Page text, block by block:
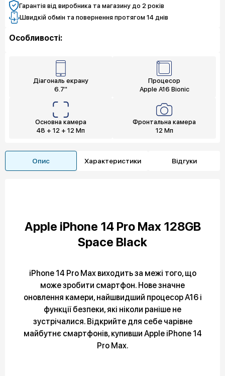
Гарантія від виробника та магазину до 2 років
Швидкій обмін та повернення протягом 14 днів
Особливості:
Діагональ екрану
6.7"
Процесор
Apple A16 Bionic
Основна камера
48 + 12 + 12 Мп
Фронтальна камера
12 Мп
Опис Характеристики Відгуки
Apple iPhone 14 Pro Max 128GB
Space Black
iPhone 14 Pro Max виходить за межі того, що
може зробити смартфон. Нове значне
оновлення камери, найшвидший процесор A16 і
функції безпеки, які ніколи раніше не
зустрічалися. Відкрийте для себе чарівне
майбутнє смартфонів, купивши Apple iPhone 14
Pro Max.